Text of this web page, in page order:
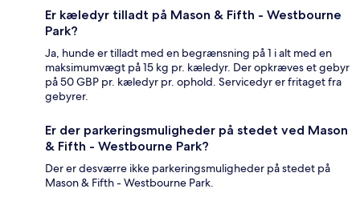
Er kæledyr tilladt på Mason & Fifth - Westbourne
Park?
Ja, hunde er tilladt med en begrænsning på 1 i alt med en
maksimumvægt på 15 kg pr. kæledyr. Der opkræves et gebyr
på 50 GBP pr. kæledyr pr. ophold. Servicedyr er fritaget fra
gebyrer.
Er der parkeringsmuligheder på stedet ved Mason
& Fifth - Westbourne Park?
Der er desværre ikke parkeringsmuligheder på stedet på
Mason & Fifth - Westbourne Park.